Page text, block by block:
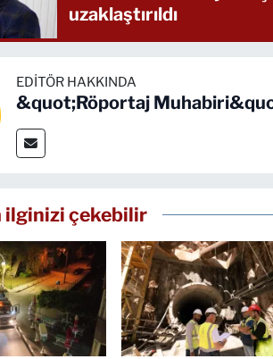
uzaklaştırıldı
EDITÖR HAKKINDA
&quot;Röportaj
ilginizi çekebilir